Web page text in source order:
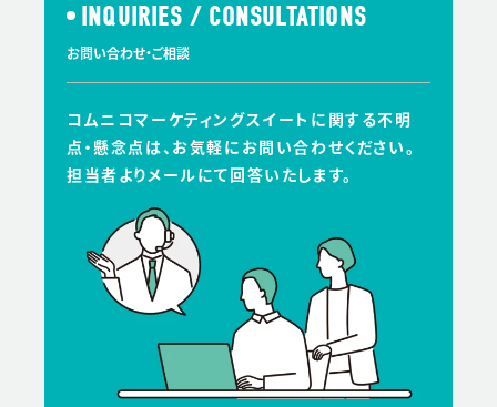
INQUIRIES / CONSULTATIONS
お問い合わせ・ご相談
コムニコマーケティングスイートに関する不明
点・懸念点は、お気軽にお問い合わせください。
担当者よりメールにて回答いたします。